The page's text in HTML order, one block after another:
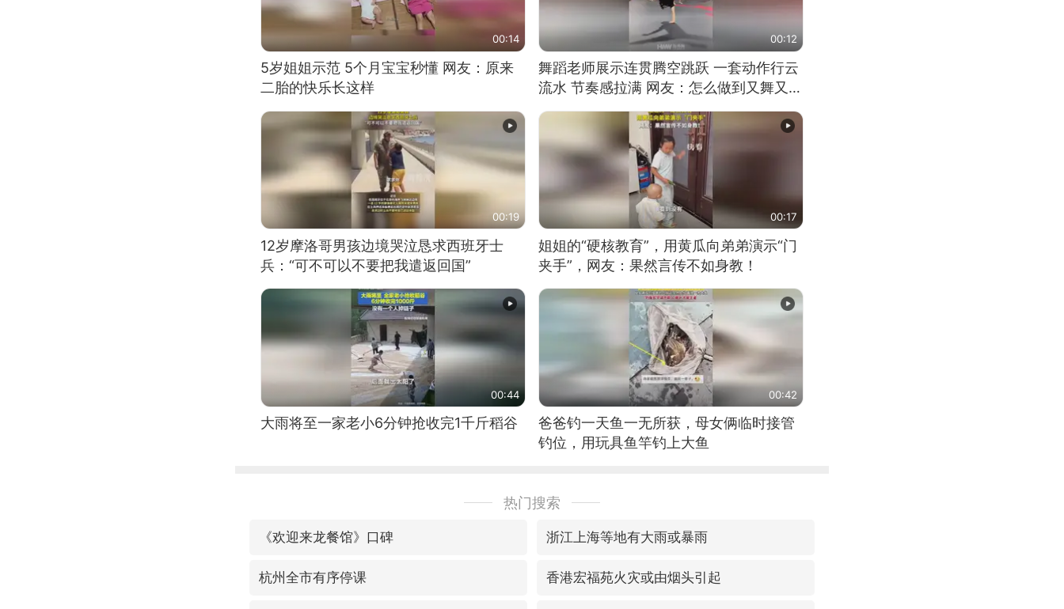
00:14
5岁姐姐示范 5个月宝宝秒懂 网友：原来
二胎的快乐长这样
00:12
舞蹈老师展示连贯腾空跳跃 一套动作行云
流水 节奏感拉满 网友：怎么做到又舞又武
00:19
12岁摩洛哥男孩边境哭泣恳求西班牙士
兵：“可不可以不要把我遣返回国”
00:17
姐姐的“硬核教育”，用黄瓜向弟弟演示“门
夹手”，网友：果然言传不如身教！
00:44
大雨将至一家老小6分钟抢收完1千斤稻谷
00:42
爸爸钓一天鱼一无所获，母女俩临时接管
钓位，用玩具鱼竿钓上大鱼
热门搜索
《欢迎来龙餐馆》口碑 浙江上海等地有大雨或暴雨
杭州全市有序停课 香港宏福苑火灾或由烟头引起